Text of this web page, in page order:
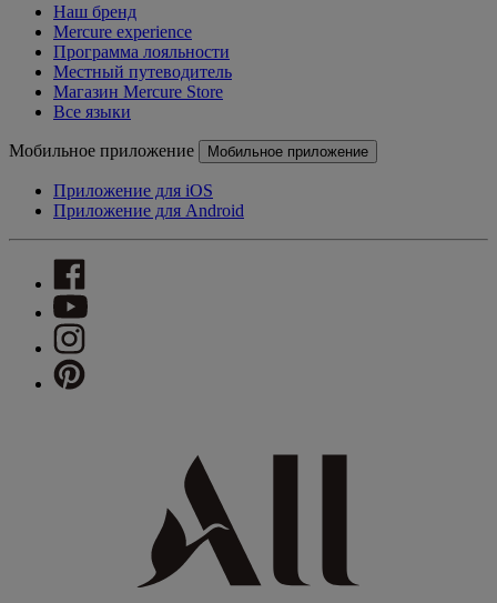
Наш бренд
Mercure experience
Программа лояльности
Местный путеводитель
Магазин Mercure Store
Все языки
Мобильное приложение Мобильное приложение
Приложение для iOS
Приложение для Android